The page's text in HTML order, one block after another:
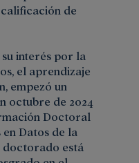
de
interés por la
el aprendizaje
empezó un
octubre de 2024
Doctoral
en Datos de la
doctorado está